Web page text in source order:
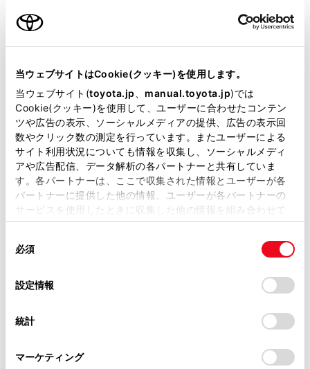
当ウェブサイトはCookie(クッキー)を使用します。
当ウェブサイト(toyota.jp manual.toyota.jp)では
Cookie(クッキー)を使用して、ユーザーに合わせたコンテン
ツや広告の表示、ソーシャルメディアの提供、広告の表示回
数やクリック数の測定を行っています。またユーザーによる
サイト利用状況についても情報を収集し、ソーシャルメディ
アや広告配信、データ解析の各パートナーと共有していま
す。各パートナーは、ここで収集された情報とユーザーが各
パートナーに提供した他の情報、ユーザーが各パートナーの
サービスを使用したときに収集した他の情報を組み合わせて
使用することがあります。当ウェブサイトの使用を続行する
デバイスにすべてのCookie(クッキー)が保存されることに同
意したことになります。Cookie(クッキー)のオプトアウト、
設定の変更、同意を撤回したりするにあたっては、当社の
「Cookie（クッキー）情報の取り扱いについて
」をご覧くだ
必須
設定情報
統計
マーケティング
いただいておりますため、弊社
ではお客様のお名前でのご注文
状況が分かりかねます）
純正部品の品番、価格、取り付
け工賃等の詳細情報（部品の販
売、取り付け等は販売店を窓口
にご相談いただけますと幸いで
す）
トヨタ販売店へのお問い合わせ
は、自動車検査証（車検証）をご
用意いただくとスムーズな対応